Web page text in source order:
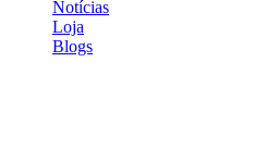
Notícias
Loja
Blogs